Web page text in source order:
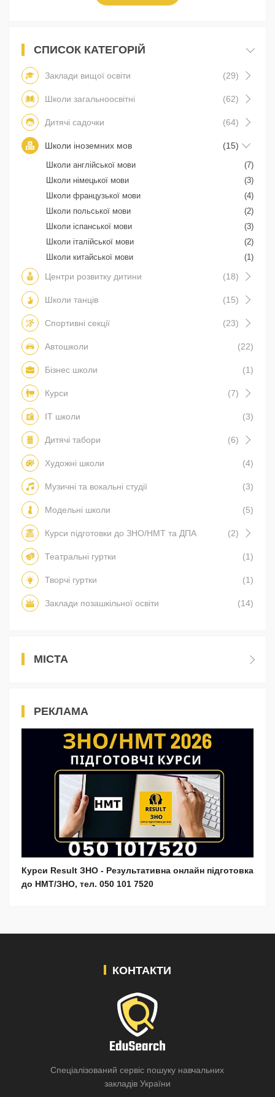
СПИСОК КАТЕГОРІЙ
Заклади вищої освіти (29)
Школи загальноосвітні (62)
Дитячі садочки (64)
Школи іноземних мов (15)
Школи англійської мови
(7)
Школи німецької мови
(3)
Школи французької мови
(4)
Школи польської мови
(2)
Школи іспанської мови
(3)
Школи італійської мови
(2)
Школи китайської мови
(1)
Центри розвитку дитини (18)
Школи танців (15)
Спортивні секції (23)
Автошколи (22)
Бізнес школи (1)
Курси (7)
IT школи (3)
Дитячі табори (6)
Художні школи (4)
Музичні та вокальні студії (3)
Модельні школи (5)
Курси підготовки до ЗНО/НМТ та ДПА (2)
Театральні гуртки (1)
Творчі гуртки (1)
Заклади позашкільної освіти (14)
МІСТА
РЕКЛАМА
Курси Result ЗНО - Результативна онлайн підготовка
до НМТ/ЗНО, тел. 050 101 7520
КОНТАКТИ
Спеціалізований сервіс пошуку навчальних
закладів України